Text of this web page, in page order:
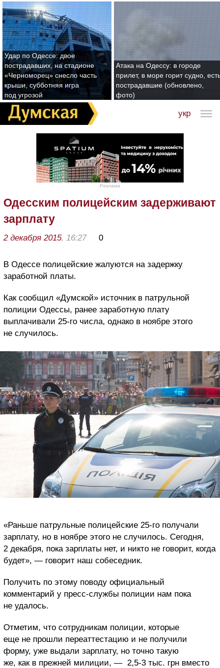
Удар по Одессе: двое
пострадавших, на стадионе
«Черноморец» снесло часть
крыши, субботняя игра
под угрозой
Атака на Одессу: в городе
прилет, в море горит судно,
пострадавшие (обновлено,
фото)
укр
Реклама
Одесским полицейским задерживают
зарплату
2 декабря 2015, 16:27 0
В Одессе полицейские жалуются на задержку
заработной платы.
Как сообщил «Думской» источник в патрульной
полиции Одессы, ранее заработную плату
выплачивали 25-го числа, однако в ноябре этого
не случилось.
«Раньше патрульные полицейские 25-го получали
зарплату, но в ноябре этого не случилось. Сегодня,
2 декабря, пока зарплаты нет, и никто не говорит, когда
будет», — говорит наш собеседник.
Получить по этому поводу официальный
комментарий у пресс-службы полиции нам пока
не удалось.
Отметим, что сотрудникам полиции, которые
еще не прошли переаттестацию и не получили
форму, уже выдали зарплату, но точно такую
же, как в прежней милиции, — 2,5-3 тыс. грн вместо